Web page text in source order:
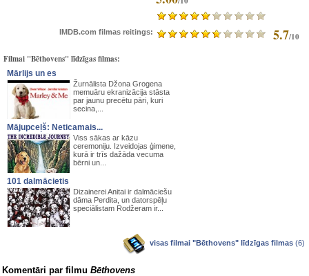
IMDB.com filmas reitings: 5.7/10
Filmai "Bēthovens" līdzīgas filmas:
Mārlijs un es
Žurnālista Džona Grogena
memuāru ekranizācija stāsta
par jaunu precētu pāri, kuri
secina,...
Mājupceļš: Neticamais...
Viss sākas ar kāzu
ceremoniju. Izveidojas ģimene,
kurā ir trīs dažāda vecuma
bērni un...
101 dalmācietis
Dizainerei Anitai ir dalmāciešu
dāma Perdita, un datorspēļu
speciālistam Rodžeram ir...
visas filmai "Bēthovens" līdzīgas filmas (6)
Komentāri par filmu Bēthovens